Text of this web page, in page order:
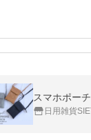
スマホポー
日用雑貨